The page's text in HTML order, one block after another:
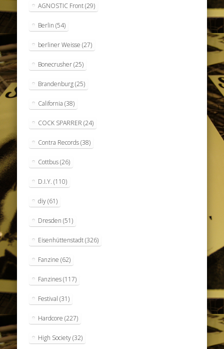
AGNOSTIC Front(29)
Berlin (54)
berliner Weisse (27)
Bonecrusher(25)
Brandenburg(25)
California (38)
COCK SPARRER (24)
Contra Records(38)
Cottbus(26)
D.I.Y. (110)
diy(61)
Dresden (51)
Eisenhüttenstadt(326)
Fanzine (62)
Fanzines(117)
Festival (31)
Hardcore (227)
High Society(32)